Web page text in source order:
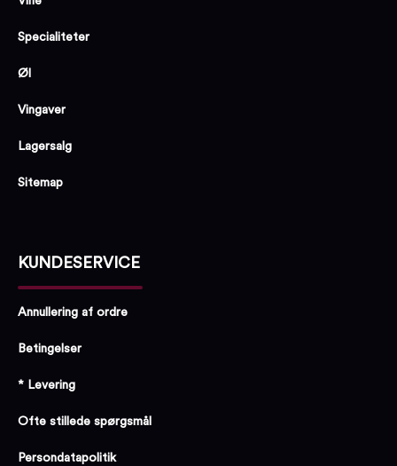
Specialiteter
Øl
Vingaver
Lagersalg
Sitemap
KUNDESERVICE
Annullering af ordre
Betingelser
* Levering
Ofte stillede spørgsmål
Persondatapolitik